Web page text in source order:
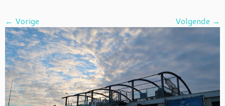
← Vorige Volgende →